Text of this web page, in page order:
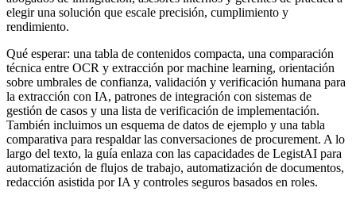
elegir una solución que escale precisión, cumplimiento y
rendimiento.
Qué esperar: una tabla de contenidos compacta, una comparación
técnica entre OCR y extracción por machine learning, orientación
sobre umbrales de confianza, validación y verificación humana para
la extracción con IA, patrones de integración con sistemas de
gestión de casos y una lista de verificación de implementación.
También incluimos un esquema de datos de ejemplo y una tabla
comparativa para respaldar las conversaciones de procurement. A lo
largo del texto, la guía enlaza con las capacidades de LegistAI para
automatización de flujos de trabajo, automatización de documentos,
redacción asistida por IA y controles seguros basados en roles.